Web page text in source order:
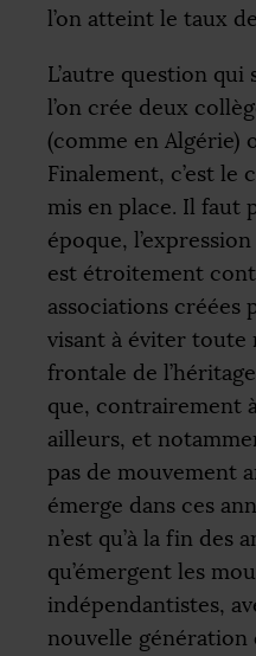
l’on atteint le taux
L’autre question qui
l’on crée deux
(comme en Algérie)
Finalement, c’est le
mis en place. Il faut
époque,
est étroitement
associations créées
visant à éviter toute
frontale de
que, contrairement
ailleurs, et
pas de mouvement
émerge dans ces
n’est qu’à la fin des
qu’émergent les
indépendantistes,
nouvelle génération